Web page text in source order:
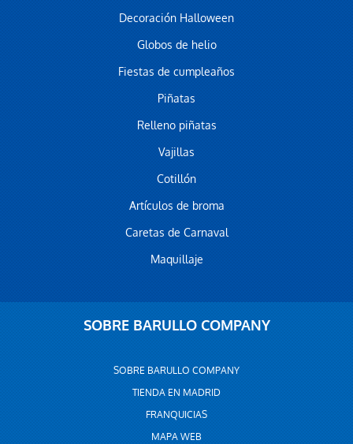
Decoración Halloween
Globos de helio
Fiestas de cumpleaños
Piñatas
Relleno piñatas
Vajillas
Cotillón
Artículos de broma
Caretas de Carnaval
Maquillaje
SOBRE BARULLO COMPANY
SOBRE BARULLO COMPANY
TIENDA EN MADRID
FRANQUICIAS
MAPA WEB